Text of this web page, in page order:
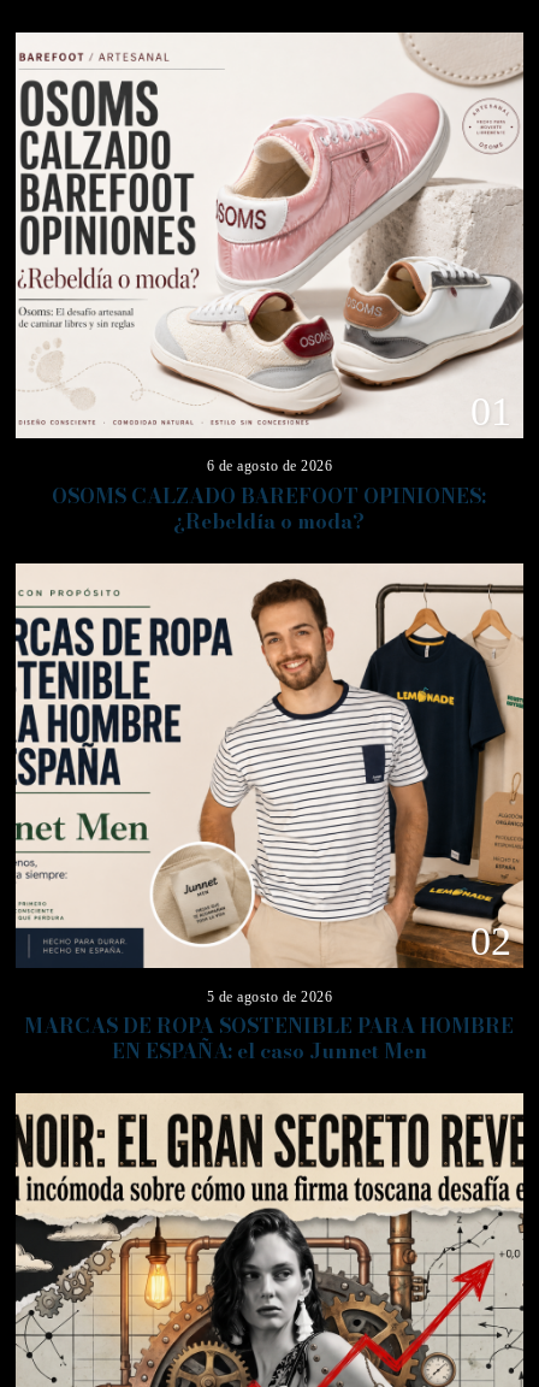
01
6 de agosto de 2026
OSOMS CALZADO BAREFOOT OPINIONES:
¿Rebeldía o moda?
02
5 de agosto de 2026
MARCAS DE ROPA SOSTENIBLE PARA HOMBRE
EN ESPAÑA: el caso Junnet Men